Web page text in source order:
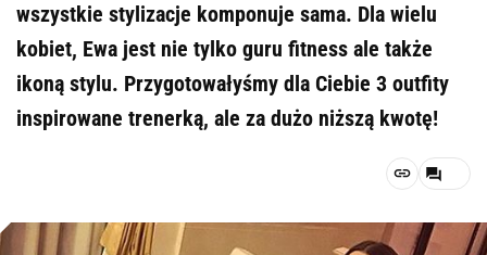
wszystkie stylizacje komponuje sama. Dla wielu
kobiet, Ewa jest nie tylko guru fitness ale także
ikoną stylu. Przygotowałyśmy dla Ciebie 3 outfity
inspirowane trenerką, ale za dużo niższą kwotę!